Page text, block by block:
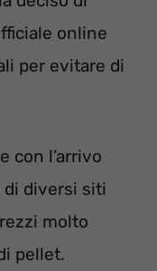
online
per evitare di
con l’arrivo
di diversi siti
molto
pellet.